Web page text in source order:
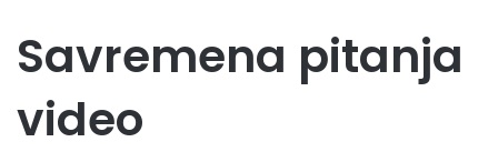
Savremena pitanja
video